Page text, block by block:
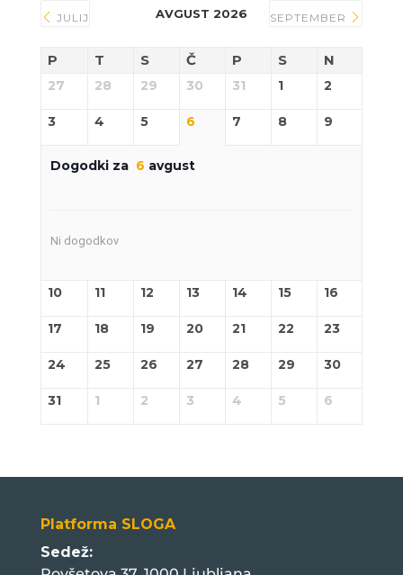
JULIJ AVGUST 2026 SEPTEMBER
P T S Č P S N
27 28 29 30 31 1 2
3 4 5 6 7 8 9
Dogodki za 6 avgust
Ni dogodkov
10 11 12 13 14 15 16
17 18 19 20 21 22 23
24 25 26 27 28 29 30
31 1 2 3 4 5 6
Platforma SLOGA
Sedež: